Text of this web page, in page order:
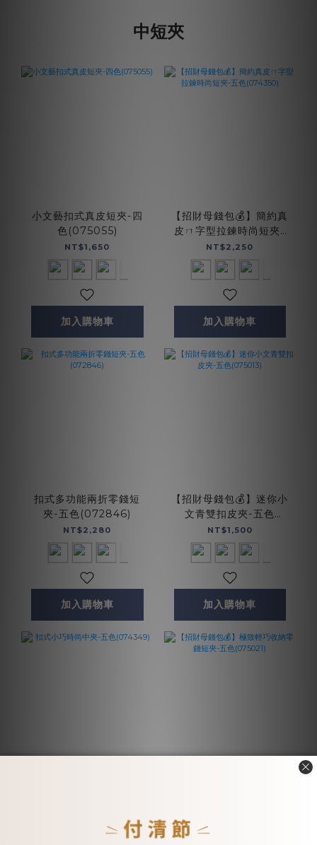
中短夾
小文藝扣式真皮短夾-四
色(075055)
NT$1,650
加入購物車
【招財母錢包💰】簡約真
皮ㄇ字型拉鍊時尚短夾-
五色(074350)
NT$2,250
加入購物車
扣式多功能兩折零錢短
夾-五色(072846)
NT$2,280
加入購物車
【招財母錢包💰】迷你小
文青雙扣皮夾-五色
(075013)
NT$1,500
加入購物車